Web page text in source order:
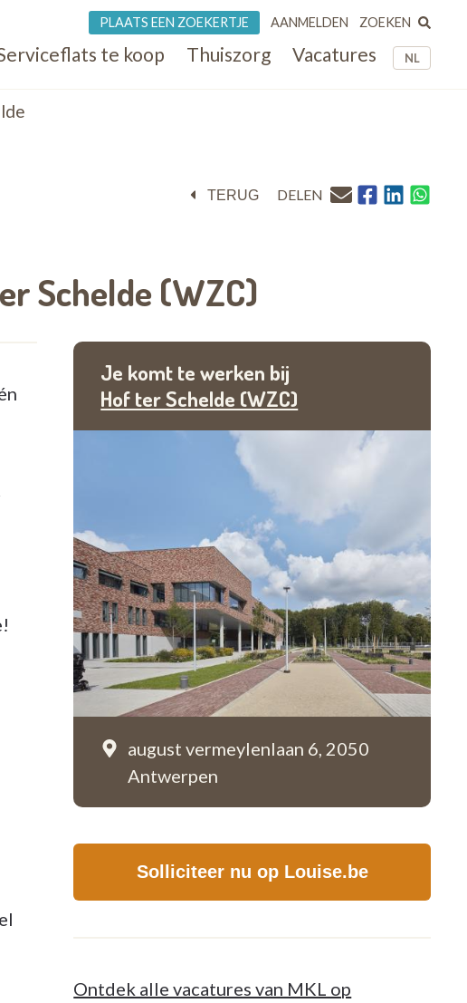
NL
te koop Thuiszorg Vacatures
PLAATS EEN ZOEKERTJE AANMELDEN ZOEKEN
TERUG DELEN
Schelde (WZC)
Je komt te werken bij
Hof ter Schelde (WZC)
august vermeylenlaan 6, 2050
Antwerpen
Solliciteer nu op Louise.be
Ontdek alle vacatures van MKL op